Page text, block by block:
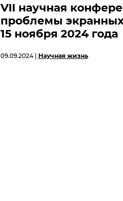
VII научная
проблемы
15 ноября 2024 года
09.09.2024 | Научная жизнь